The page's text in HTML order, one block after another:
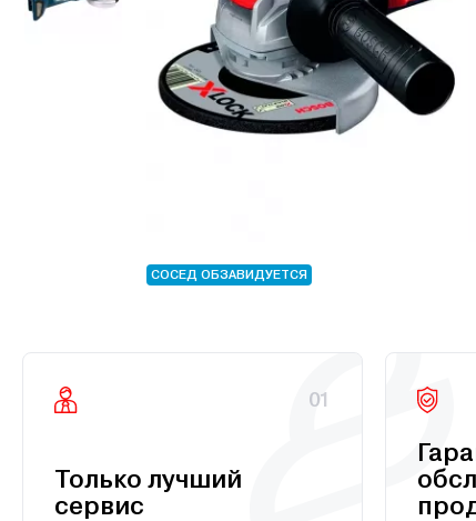
СОСЕД ОБЗАВИДУЕТСЯ
01
Только лучший
сервис